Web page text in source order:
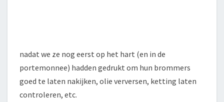
nadat we ze nog eerst op het hart (en in de
portemonnee) hadden gedrukt om hun brommers
goed te laten nakijken, olie verversen, ketting laten
controleren, etc.